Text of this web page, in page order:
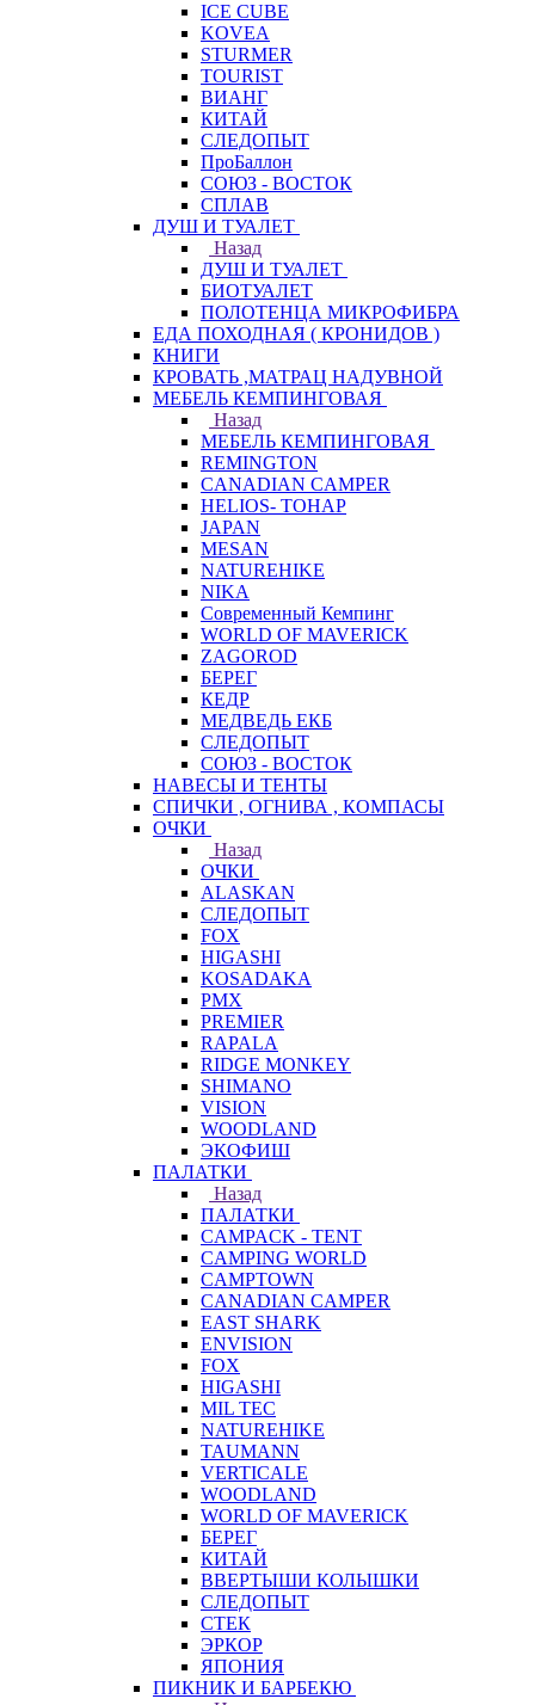
ICE CUBE
KOVEA
STURMER
TOURIST
ВИАНГ
КИТАЙ
СЛЕДОПЫТ
ПроБаллон
СОЮЗ - ВОСТОК
СПЛАВ
ДУШ И ТУАЛЕТ
Назад
ДУШ И ТУАЛЕТ
БИОТУАЛЕТ
ПОЛОТЕНЦА МИКРОФИБРА
ЕДА ПОХОДНАЯ ( КРОНИДОВ )
КНИГИ
КРОВАТЬ ,МАТРАЦ НАДУВНОЙ
МЕБЕЛЬ КЕМПИНГОВАЯ
Назад
МЕБЕЛЬ КЕМПИНГОВАЯ
REMINGTON
CANADIAN CAMPER
HELIOS- ТОНАР
JAPAN
MESAN
NATUREHIKE
NIKA
Современный Кемпинг
WORLD OF MAVERICK
ZAGOROD
БЕРЕГ
КЕДР
МЕДВЕДЬ ЕКБ
СЛЕДОПЫТ
СОЮЗ - ВОСТОК
НАВЕСЫ И ТЕНТЫ
СПИЧКИ , ОГНИВА , КОМПАСЫ
ОЧКИ
Назад
ОЧКИ
ALASKAN
СЛЕДОПЫТ
FOX
HIGASHI
KOSADAKA
PMX
PREMIER
RAPALA
RIDGE MONKEY
SHIMANO
VISION
WOODLAND
ЭКОФИШ
ПАЛАТКИ
Назад
ПАЛАТКИ
CAMPACK - TENT
CAMPING WORLD
CAMPTOWN
CANADIAN CAMPER
EAST SHARK
ENVISION
FOX
HIGASHI
MIL TEC
NATUREHIKE
TAUMANN
VERTICALE
WOODLAND
WORLD OF MAVERICK
БЕРЕГ
КИТАЙ
ВВЕРТЫШИ КОЛЫШКИ
СЛЕДОПЫТ
СТЕК
ЭРКОР
ЯПОНИЯ
ПИКНИК И БАРБЕКЮ